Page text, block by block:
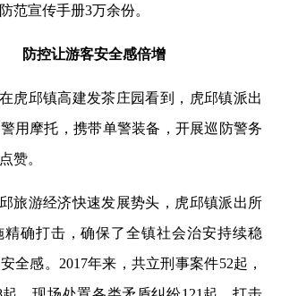
范宣传手册3万余份。
防控让游客安全感倍增
虎邱镇高建发茶庄园看到，虎邱镇派出
用摩托，携带单警装备，开展巡防警务
赞。
旅游经济快速发展势头，虎邱镇派出所
精确打击，确保了全镇社会治安持续稳
全感。2017年来，共立刑事案件52起，